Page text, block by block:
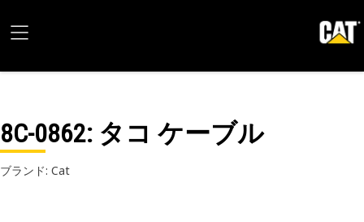
8C-0862: タコ ケーブル
ブランド: Cat